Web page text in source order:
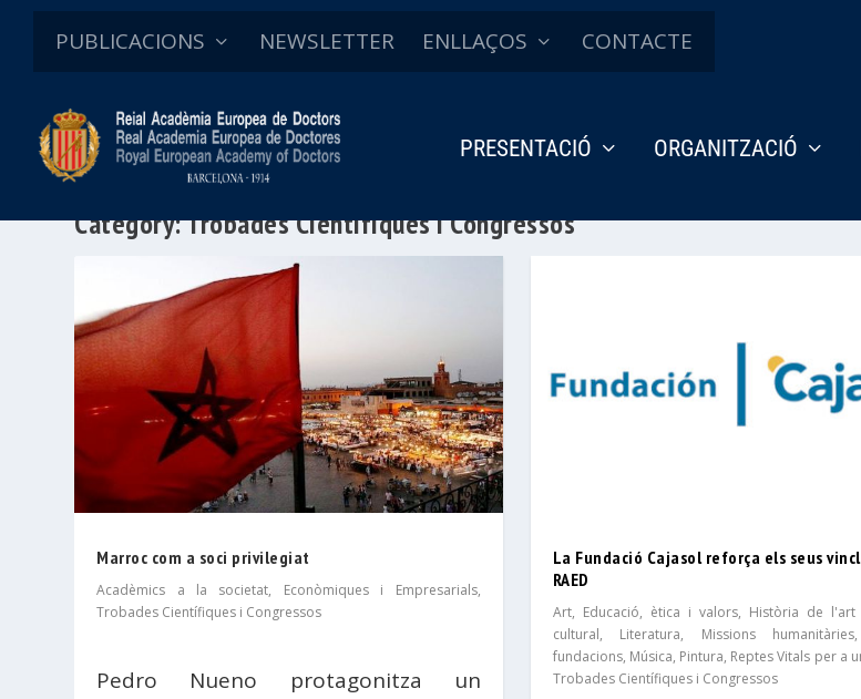
PUBLICACIONS NEWSLETTER ENLLAÇOS CONTACTE
PRESENTACIÓ ORGANITZACIÓ
Category:Trobades Científiques i Congressos
Marroc com a soci privilegiat
Acadèmics a la societat, Econòmiques i Empresarials,
Trobades Científiques i Congressos
Pedro Nueno protagonitza un
La Fundació Cajasol reforça els seus
RAED
Art, Educació, ètica i valors, Història de
cultural, Literatura, Missions
fundacions, Música, Pintura, Reptes Vitals per a
Trobades Científiques i Congressos